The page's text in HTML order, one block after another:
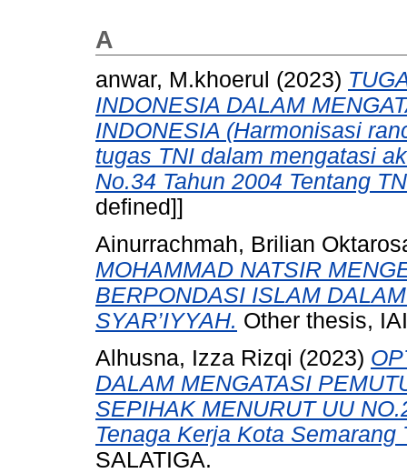
A
anwar, M.khoerul (2023)
INDONESIA DALAM
INDONESIA (Harmonisasi
tugas TNI dalam mengatasi
No.34 Tahun 2004 Tentang
defined]]
Ainurrachmah, Brilian
MOHAMMAD NATSIR
BERPONDASI ISLAM
SYAR’IYYAH. Other thesis,
Alhusna, Izza Rizqi (2023)
DALAM MENGATASI
SEPIHAK MENURUT UU
Tenaga Kerja Kota Semarang
SALATIGA.